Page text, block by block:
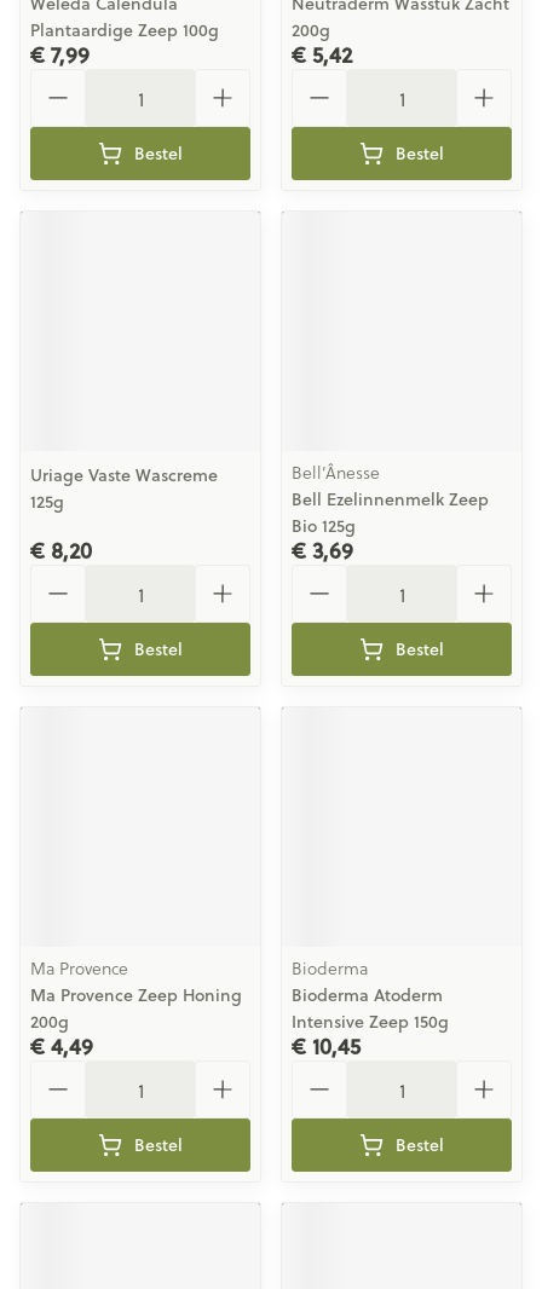
Plantaardige Zeep 100g
€ 7,99
Bestel
200g
€ 5,42
Bestel
Uriage Vaste Wascreme
125g
€ 8,20
Bestel
Bell’Ânesse
Bell Ezelinnenmelk Zeep
Bio 125g
€ 3,69
Bestel
Ma Provence
Ma Provence Zeep Honing
200g
€ 4,49
Bestel
Bioderma
Bioderma Atoderm
Intensive Zeep 150g
€ 10,45
Bestel